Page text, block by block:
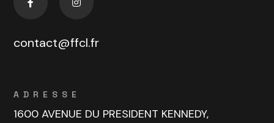
contact@ffcl.fr
ADRESSE
1600 AVENUE DU PRESIDENT KENNEDY,